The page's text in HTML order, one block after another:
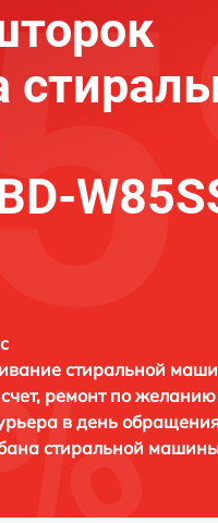
стиральной
ремонт по желанию
в день
стиральной